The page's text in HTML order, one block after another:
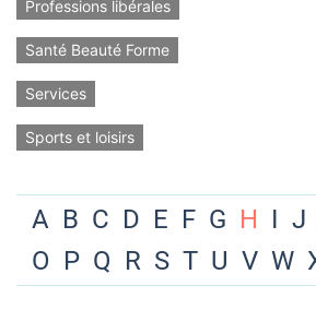
Professions libérales
Santé Beauté Forme
Services
Sports et loisirs
A B C D E F G H I J
O P Q R S T U V W